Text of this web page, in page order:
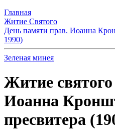
Главная
Житие Святого
День памяти прав. Иоанна
1990)
Зеленая минея
Житие святого
Иоанна
пресвитера